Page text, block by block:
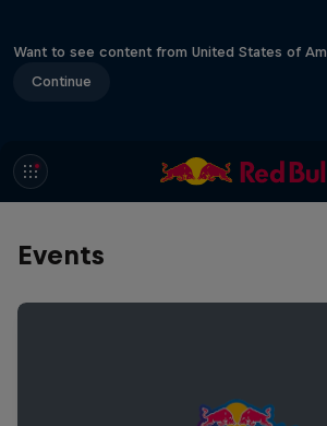
Want to see content from United States of
Continue
Events